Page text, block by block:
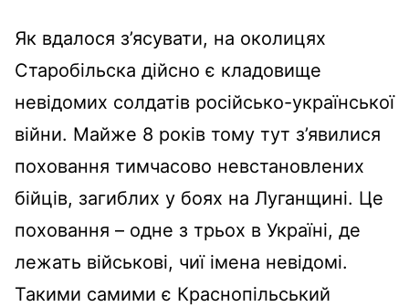
Як вдалося з’ясувати, на околицях
Старобільска дійсно є кладовище
невідомих солдатів російсько-української
війни. Майже 8 років тому тут з’явилися
поховання тимчасово невстановлених
бійців, загиблих у боях на Луганщині. Це
поховання – одне з трьох в Україні, де
лежать військові, чиї імена невідомі.
Такими самими є Краснопільський